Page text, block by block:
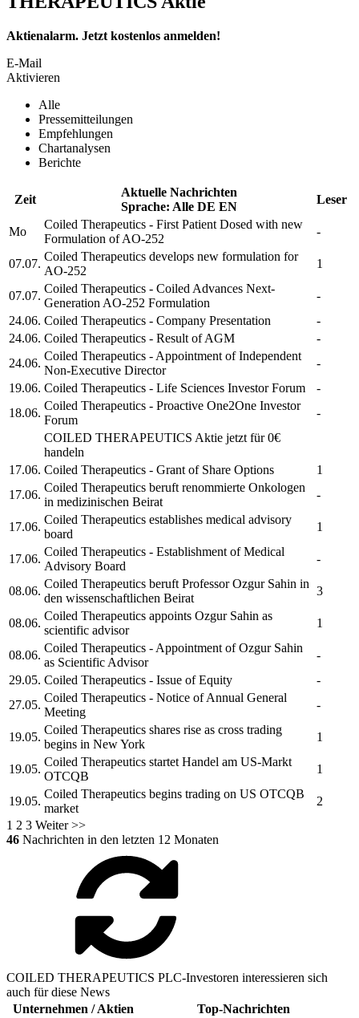
Aktienalarm. Jetzt kostenlos anmelden!
E-Mail
Aktivieren
Alle
Pressemitteilungen
Empfehlungen
Chartanalysen
Berichte
Zeit
Aktuelle Nachrichten
Sprache: Alle DE EN
Leser
Mo
Coiled Therapeutics - First Patient Dosed with new
Formulation of AO-252
-
07.07.
Coiled Therapeutics develops new formulation for
AO-252
1
07.07.
Coiled Therapeutics - Coiled Advances Next-
Generation AO-252 Formulation
-
24.06. Coiled Therapeutics - Company Presentation
-
24.06. Coiled Therapeutics - Result of AGM
-
24.06.
Coiled Therapeutics - Appointment of Independent
Non-Executive Director
-
19.06. Coiled Therapeutics - Life Sciences Investor Forum
-
18.06.
Coiled Therapeutics - Proactive One2One Investor
Forum
-
COILED THERAPEUTICS Aktie jetzt für 0€
handeln
17.06. Coiled Therapeutics - Grant of Share Options
1
17.06.
Coiled Therapeutics beruft renommierte Onkologen
in medizinischen Beirat
-
17.06.
Coiled Therapeutics establishes medical advisory
board
1
17.06.
Coiled Therapeutics - Establishment of Medical
Advisory Board
-
08.06.
Coiled Therapeutics beruft Professor Ozgur Sahin in
den wissenschaftlichen Beirat
3
08.06.
Coiled Therapeutics appoints Ozgur Sahin as
scientific advisor
1
08.06.
Coiled Therapeutics - Appointment of Ozgur Sahin
as Scientific Advisor
-
29.05. Coiled Therapeutics - Issue of Equity
-
27.05.
Coiled Therapeutics - Notice of Annual General
Meeting
-
19.05.
Coiled Therapeutics shares rise as cross trading
begins in New York
1
19.05.
Coiled Therapeutics startet Handel am US-Markt
OTCQB
1
19.05.
Coiled Therapeutics begins trading on US OTCQB
market
2
1 2 3 Weiter >>
46 Nachrichten in den letzten 12 Monaten
COILED THERAPEUTICS PLC-Investoren interessieren sich
auch für diese News
Unternehmen / Aktien
Top-Nachrichten